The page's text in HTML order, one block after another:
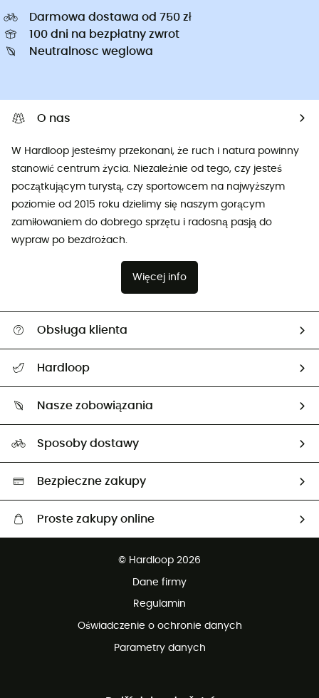
Darmowa dostawa od 750 zł
100 dni na bezpłatny zwrot
Neutralnosc weglowa
O nas
W Hardloop jesteśmy przekonani, że ruch i natura powinny
stanowić centrum życia. Niezależnie od tego, czy jesteś
początkującym turystą, czy sportowcem na najwyższym
poziomie od 2015 roku dzielimy się naszym gorącym
zamiłowaniem do dobrego sprzętu i radosną pasją do
wypraw po bezdrożach.
Więcej info
Obsługa klienta
Zwrot artykułów i zwrot środków
Hardloop
Ambasadorzy
Nasze zobowiązania
Wybrane produkty eko
Sposoby dostawy
Bezpieczne zakupy
Proste zakupy online
© Hardloop 2026
Dane firmy
Regulamin
Oświadczenie o ochronie danych
Parametry danych